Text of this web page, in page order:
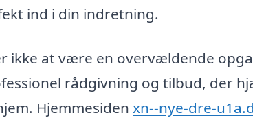
ind i din indretning.
ikke at være en overvældende
rådgivning og tilbud, der
Hjemmesiden xn--nye-dre-